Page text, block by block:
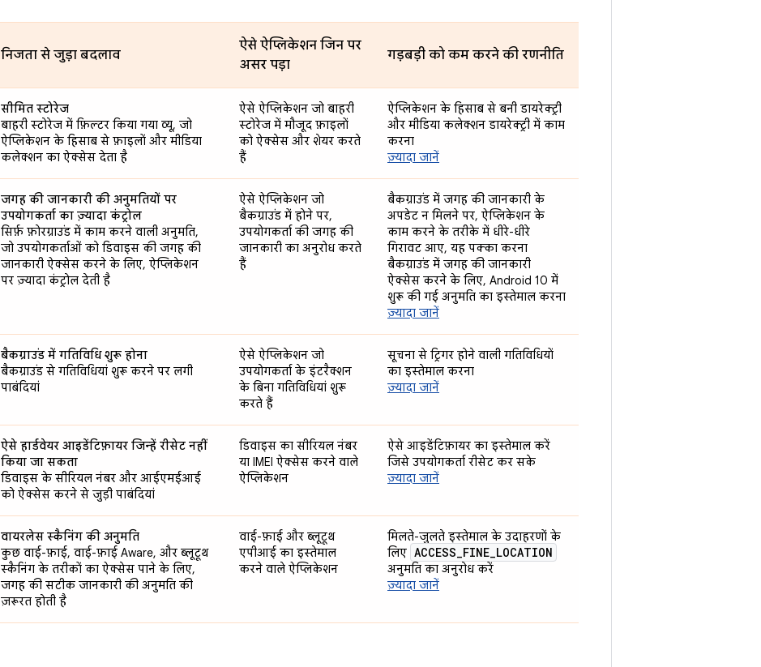
निजता से जुड़ा बदलाव
ऐसे ऐप्लिकेशन जिन पर
असर पड़ा
गड़बड़ी को कम करने की रणनीति
सीमित स्टोरेज
बाहरी स्टोरेज में फ़िल्टर किया गया व्यू, जो
ऐप्लिकेशन के हिसाब से फ़ाइलों और मीडिया
कलेक्शन का ऐक्सेस देता है
ऐसे ऐप्लिकेशन जो बाहरी
स्टोरेज में मौजूद फ़ाइलों
को ऐक्सेस और शेयर करते
हैं
ऐप्लिकेशन के हिसाब से बनी डायरेक्ट्री
और मीडिया कलेक्शन डायरेक्ट्री में काम
करना
ज़्यादा जानें
जगह की जानकारी की अनुमतियों पर
उपयोगकर्ता का ज़्यादा कंट्रोल
सिर्फ़ फ़ोरग्राउंड में काम करने वाली अनुमति,
जो उपयोगकर्ताओं को डिवाइस की जगह की
जानकारी ऐक्सेस करने के लिए, ऐप्लिकेशन
पर ज़्यादा कंट्रोल देती है
ऐसे ऐप्लिकेशन जो
बैकग्राउंड में होने पर,
उपयोगकर्ता की जगह की
जानकारी का अनुरोध करते
हैं
बैकग्राउंड में जगह की जानकारी के
अपडेट न मिलने पर, ऐप्लिकेशन के
काम करने के तरीके में धीरे-धीरे
गिरावट आए, यह पक्का करना
बैकग्राउंड में जगह की जानकारी
ऐक्सेस करने के लिए, Android 10 में
शुरू की गई अनुमति का इस्तेमाल करना
ज़्यादा जानें
बैकग्राउंड में गतिविधि शुरू होना
बैकग्राउंड से गतिविधियां शुरू करने पर लगी
पाबंदियां
ऐसे ऐप्लिकेशन जो
उपयोगकर्ता के इंटरैक्शन
के बिना गतिविधियां शुरू
करते हैं
सूचना से ट्रिगर होने वाली गतिविधियों
का इस्तेमाल करना
ज़्यादा जानें
ऐसे हार्डवेयर आइडेंटिफ़ायर जिन्हें रीसेट नहीं
किया जा सकता
डिवाइस के सीरियल नंबर और आईएमईआई
को ऐक्सेस करने से जुड़ी पाबंदियां
डिवाइस का सीरियल नंबर
या IMEI ऐक्सेस करने वाले
ऐप्लिकेशन
ऐसे आइडेंटिफ़ायर का इस्तेमाल करें
जिसे उपयोगकर्ता रीसेट कर सके
ज़्यादा जानें
वायरलेस स्कैनिंग की अनुमति
कुछ वाई-फ़ाई, वाई-फ़ाई Aware, और ब्लूटूथ
स्कैनिंग के तरीकों का ऐक्सेस पाने के लिए,
जगह की सटीक जानकारी की अनुमति की
ज़रूरत होती है
वाई-फ़ाई और ब्लूटूथ
एपीआई का इस्तेमाल
करने वाले ऐप्लिकेशन
मिलते-जुलते इस्तेमाल के उदाहरणों के
लिए ACCESS_FINE_LOCATION
अनुमति का अनुरोध करें
ज़्यादा जानें